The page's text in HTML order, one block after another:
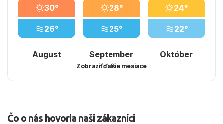
August
30°
26°
September
28°
25°
Október
24°
22°
Zobraziť ďalšie mesiace
Čo o nás hovoria naši zákazníci